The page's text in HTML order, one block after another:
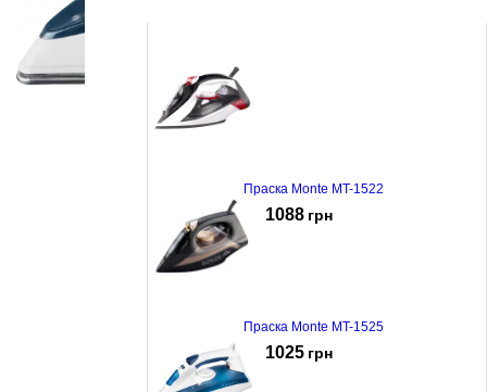
Праска Monte MT-1522
1088 грн
Праска Monte MT-1525
1025 грн